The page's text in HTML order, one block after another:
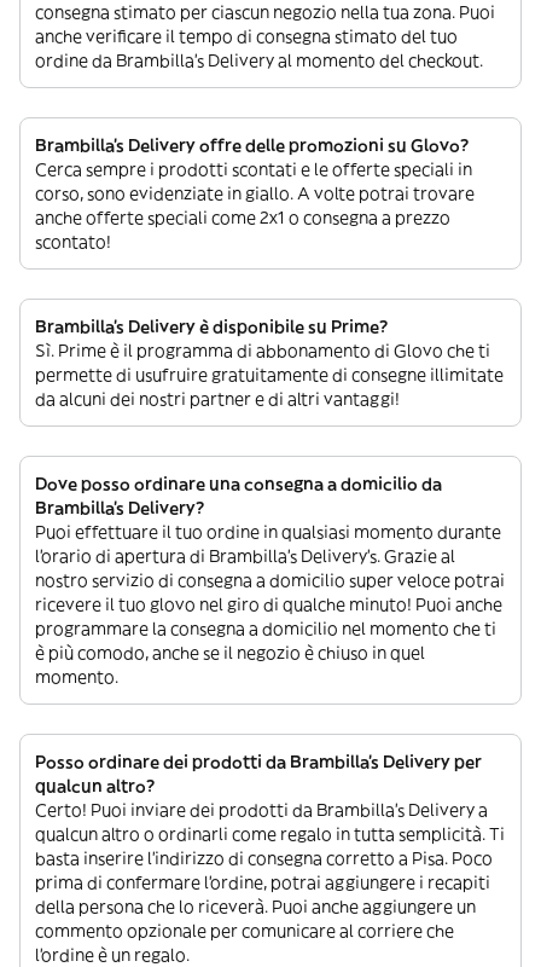
consegna stimato per ciascun negozio nella tua zona. Puoi
anche verificare il tempo di consegna stimato del tuo
ordine da Brambilla's Delivery al momento del checkout.
Brambilla's Delivery offre delle promozioni su Glovo?
Cerca sempre i prodotti scontati e le offerte speciali in
corso, sono evidenziate in giallo. A volte potrai trovare
anche offerte speciali come 2x1 o consegna a prezzo
scontato!
Brambilla's Delivery è disponibile su Prime?
Sì. Prime è il programma di abbonamento di Glovo che ti
permette di usufruire gratuitamente di consegne illimitate
da alcuni dei nostri partner e di altri vantaggi!
Dove posso ordinare una consegna a domicilio da
Brambilla's Delivery?
Puoi effettuare il tuo ordine in qualsiasi momento durante
l’orario di apertura di Brambilla's Delivery’s. Grazie al
nostro servizio di consegna a domicilio super veloce potrai
ricevere il tuo glovo nel giro di qualche minuto! Puoi anche
programmare la consegna a domicilio nel momento che ti
è più comodo, anche se il negozio è chiuso in quel
momento.
Posso ordinare dei prodotti da Brambilla's Delivery per
qualcun altro?
Certo! Puoi inviare dei prodotti da Brambilla's Delivery a
qualcun altro o ordinarli come regalo in tutta semplicità. Ti
basta inserire l’indirizzo di consegna corretto a Pisa. Poco
prima di confermare l’ordine, potrai aggiungere i recapiti
della persona che lo riceverà. Puoi anche aggiungere un
commento opzionale per comunicare al corriere che
l’ordine è un regalo.